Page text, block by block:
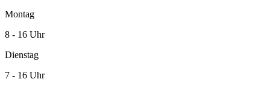
Montag
8 - 16 Uhr
Dienstag
7 - 16 Uhr